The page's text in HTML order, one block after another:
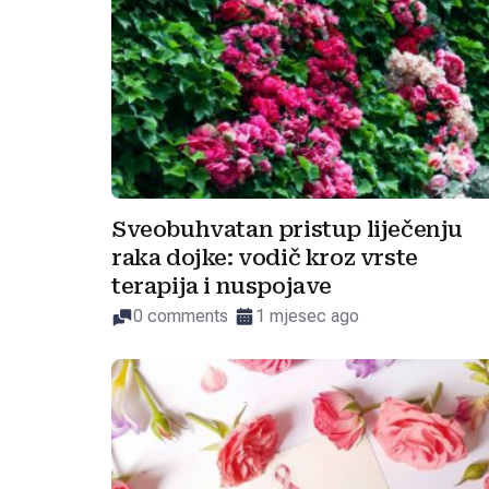
Sveobuhvatan pristup liječenju
raka dojke: vodič kroz vrste
terapija i nuspojave
0 comments 1 mjesec ago